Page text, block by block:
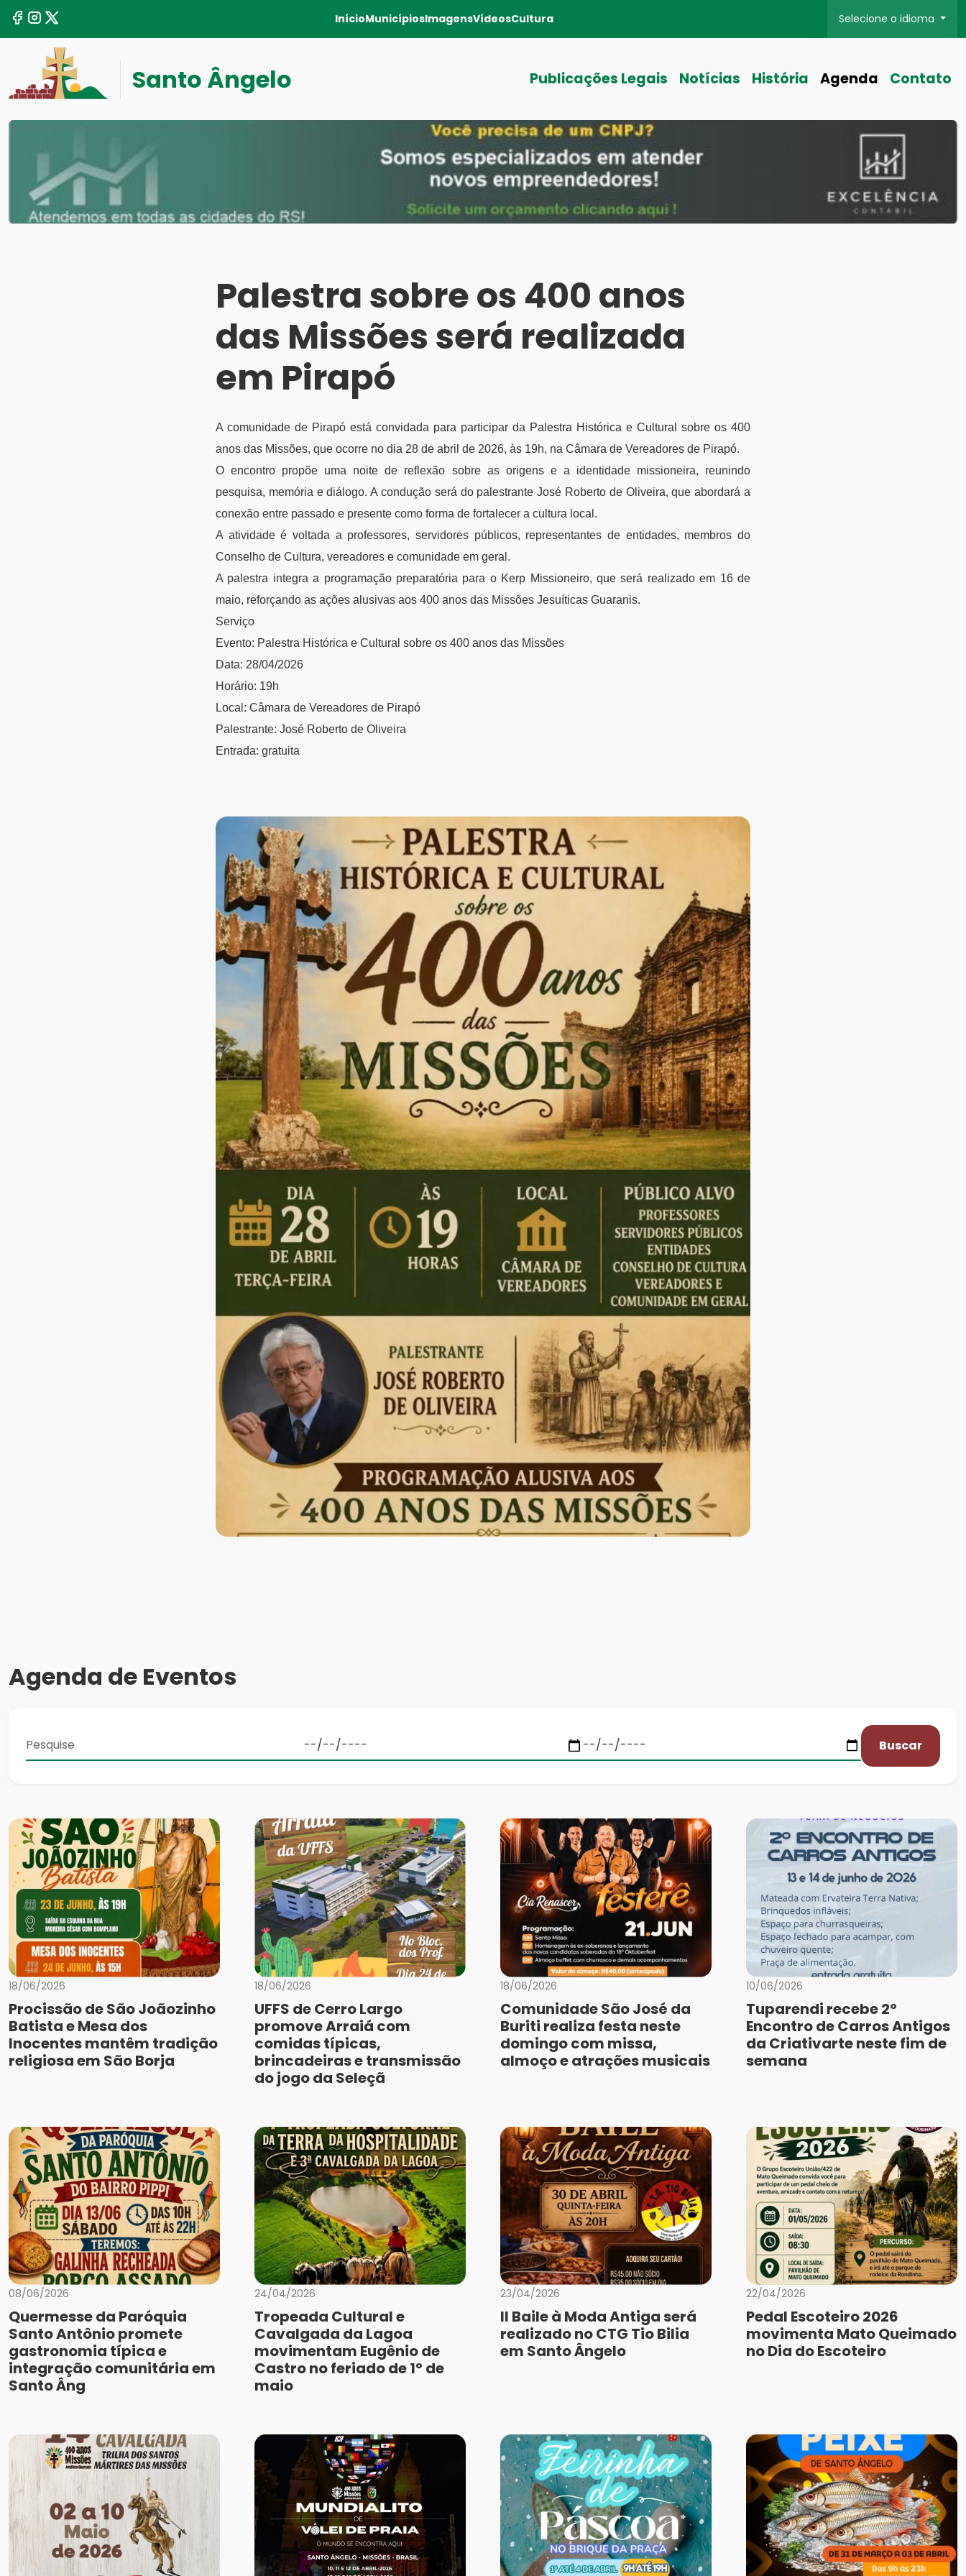
InícioMunicípiosImagensVídeosCultura Selecione o idioma
Santo Ângelo Publicações Legais Notícias História Agenda Contato
Palestra sobre os 400 anos
das Missões será realizada
em Pirapó
A comunidade de Pirapó está convidada para participar da Palestra Histórica e Cultural sobre os 400
anos das Missões, que ocorre no dia 28 de abril de 2026, às 19h, na Câmara de Vereadores de Pirapó.
O encontro propõe uma noite de reflexão sobre as origens e a identidade missioneira, reunindo
pesquisa, memória e diálogo. A condução será do palestrante José Roberto de Oliveira, que abordará a
conexão entre passado e presente como forma de fortalecer a cultura local.
A atividade é voltada a professores, servidores públicos, representantes de entidades, membros do
Conselho de Cultura, vereadores e comunidade em geral.
A palestra integra a programação preparatória para o Kerp Missioneiro, que será realizado em 16 de
maio, reforçando as ações alusivas aos 400 anos das Missões Jesuíticas Guaranis.
Serviço
Evento: Palestra Histórica e Cultural sobre os 400 anos das Missões
Data: 28/04/2026
Horário: 19h
Local: Câmara de Vereadores de Pirapó
Palestrante: José Roberto de Oliveira
Entrada: gratuita
Agenda de Eventos
Buscar
18/06/2026
Procissão de São Joãozinho
Batista e Mesa dos
Inocentes mantêm tradição
religiosa em São Borja
18/06/2026
UFFS de Cerro Largo
promove Arraiá com
comidas típicas,
brincadeiras e transmissão
do jogo da Seleçã
18/06/2026
Comunidade São José da
Buriti realiza festa neste
domingo com missa,
almoço e atrações musicais
10/06/2026
Tuparendi recebe 2º
Encontro de Carros Antigos
da Criativarte neste fim de
semana
08/06/2026
Quermesse da Paróquia
Santo Antônio promete
gastronomia típica e
integração comunitária em
Santo Âng
24/04/2026
Tropeada Cultural e
Cavalgada da Lagoa
movimentam Eugênio de
Castro no feriado de 1º de
maio
23/04/2026
II Baile à Moda Antiga será
realizado no CTG Tio Bilia
em Santo Ângelo
22/04/2026
Pedal Escoteiro 2026
movimenta Mato Queimado
no Dia do Escoteiro